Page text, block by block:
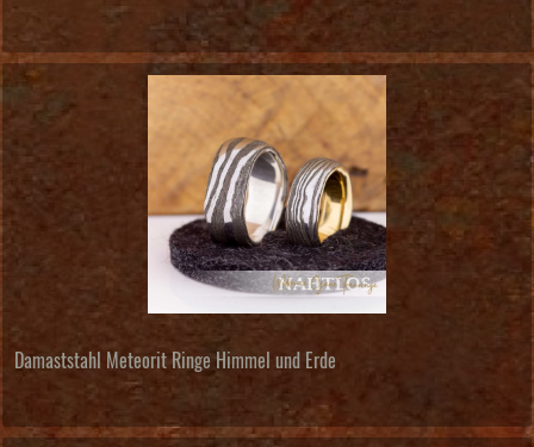
Damaststahl Meteorit Ringe Himmel und Erde